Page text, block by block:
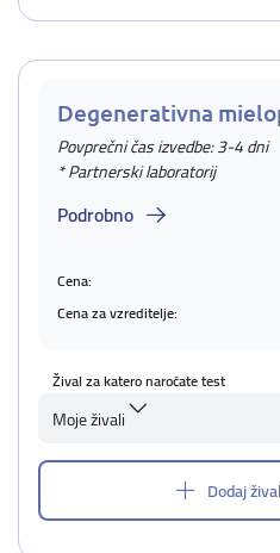
Degenerativna
Povprečni čas izvedbe: 3-4 dni
* Partnerski laboratorij
Podrobno
Cena:
Cena za vzreditelje:
Žival za katero naročate test
Moje živali
Dodaj žival